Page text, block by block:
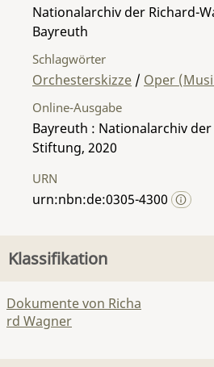
Nationalarchiv der Richard-
Bayreuth
Schlagwörter
Orchesterskizze / Oper
Online-Ausgabe
Bayreuth : Nationalarchiv
Stiftung, 2020
URN
urn:nbn:de:0305-4300
Klassifikation
Dokumente von Richa
rd Wagner